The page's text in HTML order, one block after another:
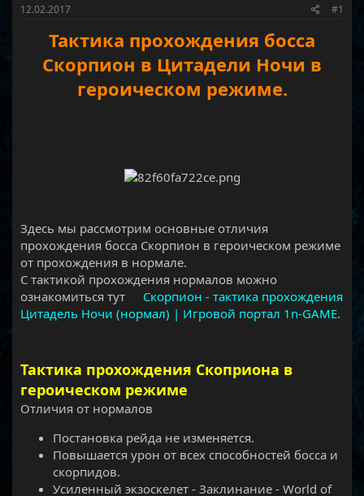
12.02.2017 #1
Тактика прохождения босса
Скорпион в Цитадели Ночи в
героическом режиме.
Здесь мы рассмотрим основные отличия
прохождения босса Скорпион в героическом режиме
от прохождения в нормале.
С тактикой прохождения нормалов можно
ознакомиться тут
Скорпион - тактика прохождения
Цитадель Ночи (нормал) | Игровой портал 1n-GAME.
Тактика прохождения Скоприона в
героическом режиме
Отличия от нормалов
Постановка рейда не изменяется.
Повышается урон от всех способностей босса и
скорпидов.
Усиленный экзоскелет - Заклинание - World of